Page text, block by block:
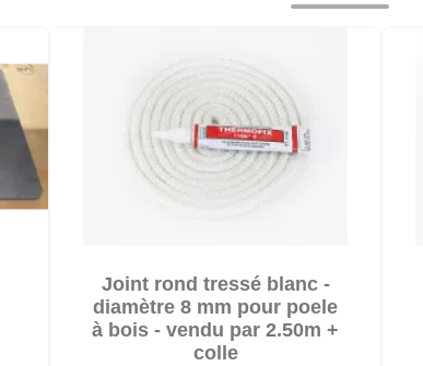
 En stock
Joint rond tressé blanc -
diamètre 8 mm pour poele
à bois - vendu par 2.50m +
colle